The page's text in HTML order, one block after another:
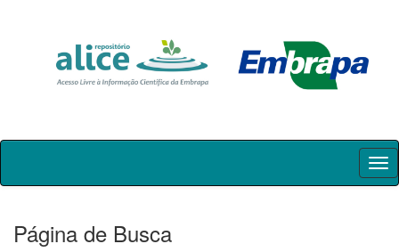
Skip
Página de Busca